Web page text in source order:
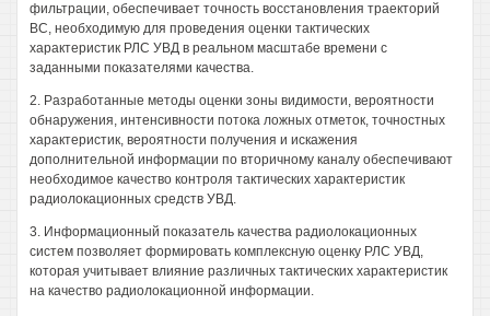
фильтрации, обеспечивает точность восстановления траекторий
ВС, необходимую для проведения оценки тактических
характеристик РЛС УВД в реальном масштабе времени с
заданными показателями качества.
2. Разработанные методы оценки зоны видимости, вероятности
обнаружения, интенсивности потока ложных отметок, точностных
характеристик, вероятности получения и искажения
дополнительной информации по вторичному каналу обеспечивают
необходимое качество контроля тактических характеристик
радиолокационных средств УВД.
3. Информационный показатель качества радиолокационных
систем позволяет формировать комплексную оценку РЛС УВД,
которая учитывает влияние различных тактических характеристик
на качество радиолокационной информации.